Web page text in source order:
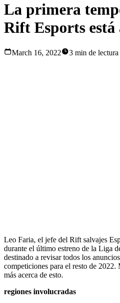
La primera
Rift Esports está
March 16, 2022 3 min de lectura
Leo Faria, el jefe del Rift salvajes
durante el último estreno de la Liga
destinado a revisar todos los
competiciones para el resto de 2022.
más acerca de esto.
regiones involucradas